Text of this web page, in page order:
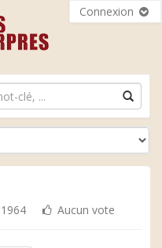
Connexion
1964 Aucun vote